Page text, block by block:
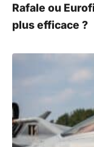
Rafale ou
plus efficace ?